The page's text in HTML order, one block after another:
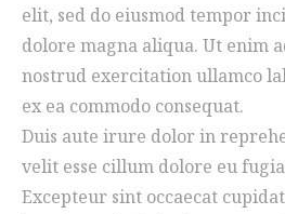
elit, sed do eiusmod tempor
dolore magna aliqua. Ut enim
nostrud exercitation ullamco
ex ea commodo consequat.
Duis aute irure dolor in
velit esse cillum dolore eu
Excepteur sint occaecat